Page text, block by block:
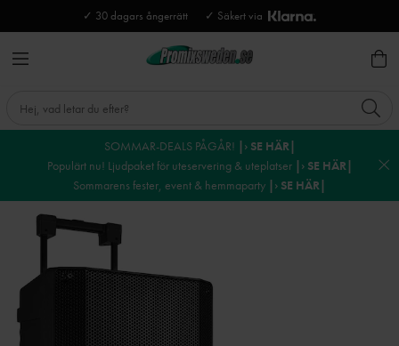
✓ 30 dagars ångerrätt ✓ Säkert via
SOMMAR-DEALS PÅGÅR! |› SE HÄR|
Populärt nu! Ljudpaket för uteservering & uteplatser |› SE HÄR|
Sommarens fester, event & hemmaparty |› SE HÄR|